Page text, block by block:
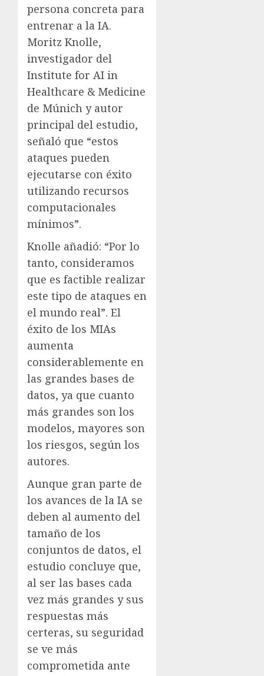
persona concreta para
entrenar a la IA.
Moritz Knolle,
investigador del
Institute for AI in
Healthcare & Medicine
de Múnich y autor
principal del estudio,
señaló que “estos
ataques pueden
ejecutarse con éxito
utilizando recursos
computacionales
mínimos”.
Knolle añadió: “Por lo
tanto, consideramos
que es factible realizar
este tipo de ataques en
el mundo real”. El
éxito de los MIAs
aumenta
considerablemente en
las grandes bases de
datos, ya que cuanto
más grandes son los
modelos, mayores son
los riesgos, según los
autores.
Aunque gran parte de
los avances de la IA se
deben al aumento del
tamaño de los
conjuntos de datos, el
estudio concluye que,
al ser las bases cada
vez más grandes y sus
respuestas más
certeras, su seguridad
se ve más
comprometida ante